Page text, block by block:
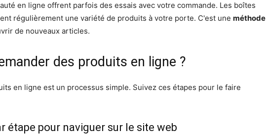
en ligne offrent parfois des essais avec votre commande. Les boîtes
régulièrement une variété de produits à votre porte. C'est une méthode
de nouveaux articles.
des produits en ligne ?
en ligne est un processus simple. Suivez ces étapes pour le faire
étape pour naviguer sur le site web